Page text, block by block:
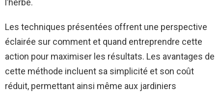
l’herbe.
Les techniques présentées offrent une perspective
éclairée sur comment et quand entreprendre cette
action pour maximiser les résultats. Les avantages de
cette méthode incluent sa simplicité et son coût
réduit, permettant ainsi même aux jardiniers